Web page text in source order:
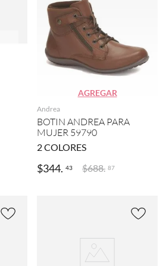
AGREGAR
Andrea
BOTIN ANDREA PARA
MUJER 59790
2COLORES
$344. 43 $688. 87